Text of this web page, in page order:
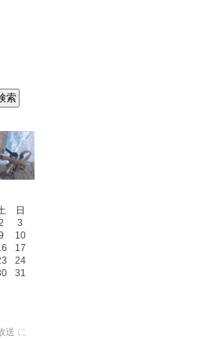
日
3
10
17
24
31
送 に